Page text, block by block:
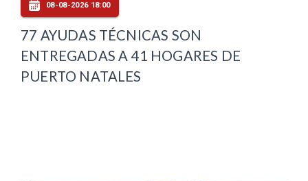
08-08-2026 18:00
77 AYUDAS TÉCNICAS SON
ENTREGADAS A 41 HOGARES DE
PUERTO NATALES